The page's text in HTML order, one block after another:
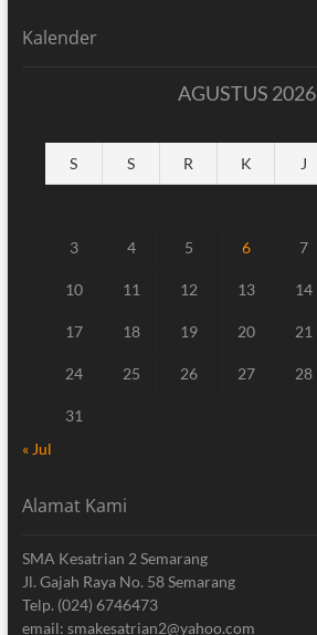
Kalender
AGUSTUS 2026
S S R K J
3 4 5 6 7
10 11 12 13 14
17 18 19 20 21
24 25 26 27 28
31
« Jul
Alamat Kami
SMA Kesatrian 2 Semarang
Jl. Gajah Raya No. 58 Semarang
Telp. (024) 6746473
email: smakesatrian2@yahoo.com